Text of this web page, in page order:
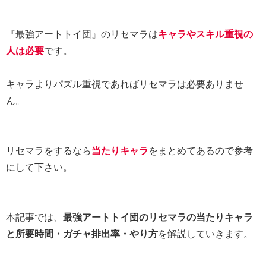
『最強アートトイ団』のリセマラはキャラやスキル重視の
人は必要です。
キャラよりパズル重視であればリセマラは必要ありませ
ん。
リセマラをするなら当たりキャラ をまとめてあるので参考
にして下さい。
本記事では、 最強アートトイ団のリセマラの当たりキャラ
と所要時間・ガチャ排出率・やり方を解説していきます。